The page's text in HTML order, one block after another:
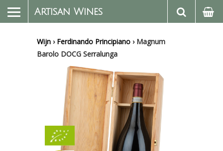
Artisan Wines
Wijn › Ferdinando Principiano › Magnum
Barolo DOCG Serralunga